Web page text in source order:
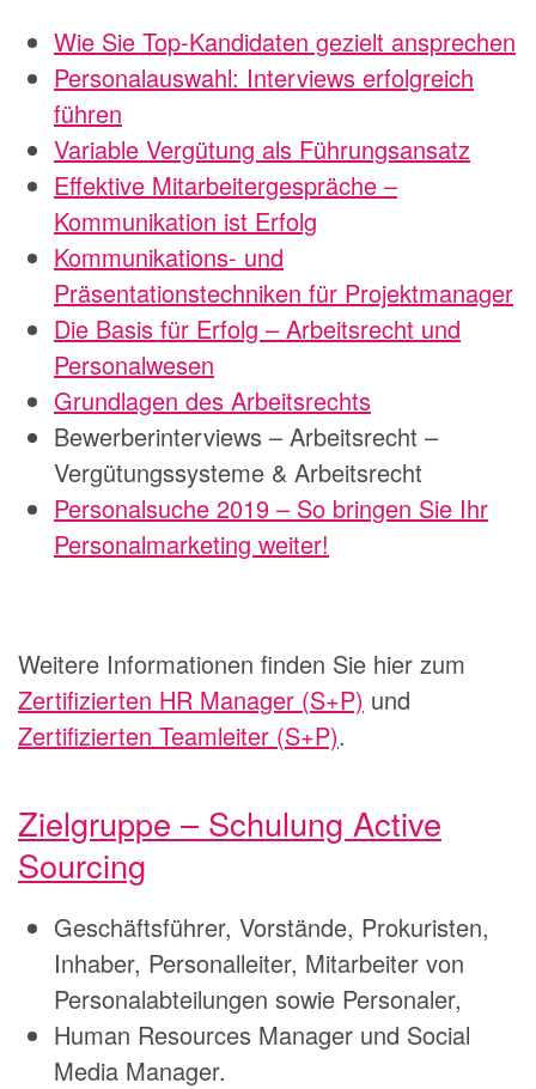
Wie Sie Top-Kandidaten gezielt ansprechen
Personalauswahl: Interviews erfolgreich
führen
Variable Vergütung als Führungsansatz
Effektive Mitarbeitergespräche –
Kommunikation ist Erfolg
Kommunikations- und
Präsentationstechniken für Projektmanager
Die Basis für Erfolg – Arbeitsrecht und
Personalwesen
Grundlagen des Arbeitsrechts
Bewerberinterviews – Arbeitsrecht –
Vergütungssysteme & Arbeitsrecht
Personalsuche 2019 – So bringen Sie Ihr
Personalmarketing weiter!
Weitere Informationen finden Sie hier zum
Zertifizierten HR Manager (S+P) und
Zertifizierten Teamleiter (S+P).
Zielgruppe – Schulung Active
Sourcing
Geschäftsführer, Vorstände, Prokuristen,
Inhaber, Personalleiter, Mitarbeiter von
Personalabteilungen sowie Personaler,
Human Resources Manager und Social
Media Manager.